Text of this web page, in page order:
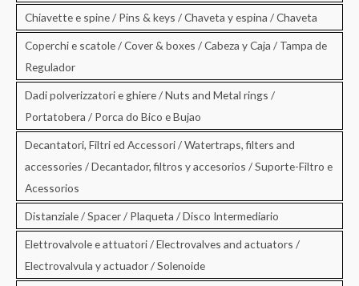
Chiavette e spine / Pins & keys / Chaveta y espina / Chaveta
Coperchi e scatole / Cover & boxes / Cabeza y Caja / Tampa de
Regulador
Dadi polverizzatori e ghiere / Nuts and Metal rings /
Portatobera / Porca do Bico e Bujao
Decantatori, Filtri ed Accessori / Watertraps, filters and
accessories / Decantador, filtros y accesorios / Suporte-Filtro e
Acessorios
Distanziale / Spacer / Plaqueta / Disco Intermediario
Elettrovalvole e attuatori / Electrovalves and actuators /
Electrovalvula y actuador / Solenoide